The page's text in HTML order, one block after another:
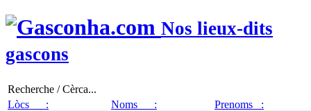
Nos lieux-dits
gascons
Recherche / Cèrca...
Lòcs :
Noms : Prenoms :